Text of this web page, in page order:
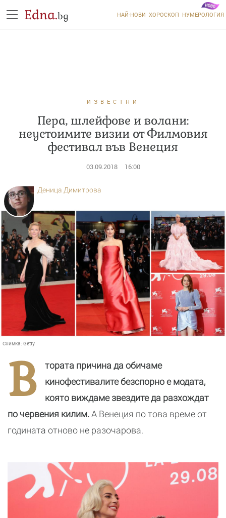
Edna.bg НАЙ-НОВИ ХОРОСКОП НУМЕРОЛОГИЯ
ИЗВЕСТНИ
Пера, шлейфове и волани:
неустоимите визии от Филмовия
фестивал във Венеция
03.09.2018 16:00
Снимка: Getty
Деница Димитрова
В
тората причина да обичаме
кинофестивалите безспорно е модата,
която виждаме звездите да разхождат
по червения килим.А Венеция по това време от
годината отново не разочарова.